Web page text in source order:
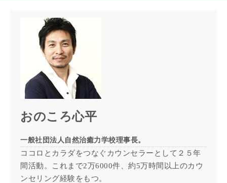
おのころ心平
一般社団法人自然治癒力学校理事長。
ココロとカラダをつなぐカウンセラーとして２５年
間活動。これまで2万6000件、約5万時間以上のカウ
ンセリング経験をもつ。